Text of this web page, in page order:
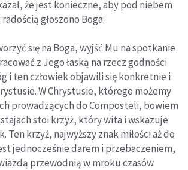
że jest konieczne, aby pod niebem
głoszono Boga:
się na Boga, wyjść Mu na spotkanie
z Jego łaską na rzecz godności
i ten człowiek objawili się konkretnie i
W Chrystusie, którego możemy
prowadzących do Composteli, bowiem
stoi krzyż, który wita i wskazuje
Ten krzyż, najwyższy znak miłości aż do
jednocześnie darem i przebaczeniem,
przewodnią w mroku czasów.